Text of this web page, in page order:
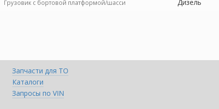
Грузовик c бортовой платформой/шасси
Дизель
Запчасти для ТО
Каталоги
Запросы по VIN